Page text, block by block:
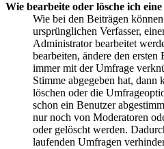
Wie bearbeite oder lösche ich
Wie bei den Beiträgen
ursprünglichen Verfasser,
Administrator bearbeitet
bearbeiten, ändere den ersten
immer mit der Umfrage
Stimme abgegeben hat,
löschen oder die
schon ein Benutzer
nur noch von Moderatoren
oder gelöscht werden.
laufenden Umfragen